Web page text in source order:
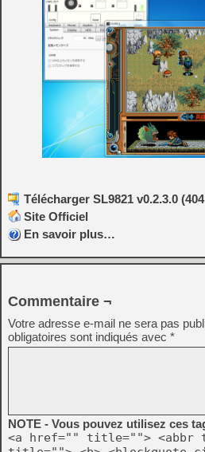
Télécharger SL9821 v0.2.3.0
Site Officiel
En savoir plus…
Commentaire ¬
Votre adresse e-mail ne sera pas
obligatoires sont indiqués avec *
NOTE - Vous pouvez utilisez ces
<a href="" title=""> <abbr